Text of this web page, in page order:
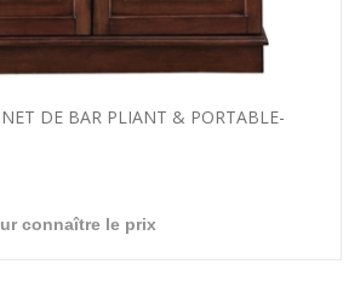
DE BAR PLIANT & PORTABLE-
connaître le prix